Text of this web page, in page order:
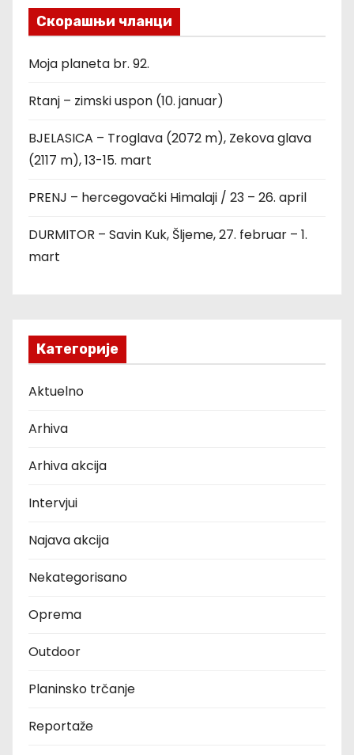
Скорашњи чланци
Moja planeta br. 92.
Rtanj – zimski uspon (10. januar)
BJELASICA – Troglava (2072 m), Zekova glava
(2117 m), 13-15. mart
PRENJ – hercegovački Himalaji / 23 – 26. april
DURMITOR – Savin Kuk, Šljeme, 27. februar – 1.
mart
Категорије
Aktuelno
Arhiva
Arhiva akcija
Intervjui
Najava akcija
Nekategorisano
Oprema
Outdoor
Planinsko trčanje
Reportaže